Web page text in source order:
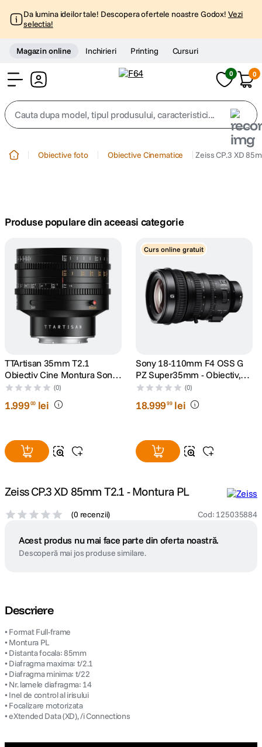
Da lumina ideilor tale! Descopera ofertele noastre Godox! Vezi
selectia!
Magazin online Inchirieri Printing Cursuri
0 0
Cauta dupa model, tipul produsului, caracteristici...
trepied telefon
4 peak design
5. canon sx740 hs
6 lavaliera
card memorie
8. ulanzi
9. insta 360
Obiective foto Obiective Cinematice Zeiss CP.3 XD
Produse populare din aceeasi categorie
TTArtisan 35mm T2.1
Obiectiv Cine Montura Sony
E
(0)
1.99900 lei
Curs online gratuit
Sony 18-110mm F4 OSS G
PZ Super35mm - Obiectiv,
Sony E
(0)
18.99999 lei
Zeiss CP.3 XD 85mm T2.1 - Montura PL
(0 recenzii) Cod: 125035884
Acest produs nu mai face parte din oferta noastră.
Descoperă mai jos produse similare.
Descriere
• Format Full-frame
• Montura PL
• Distanta focala: 85mm
• Diafragma maxima: t/2.1
• Diafragma minima: t/22
• Nr. lamele diafragma: 14
• Inel de control al irisului
• Focalizare motorizata
• eXtended Data (XD), /i Connections